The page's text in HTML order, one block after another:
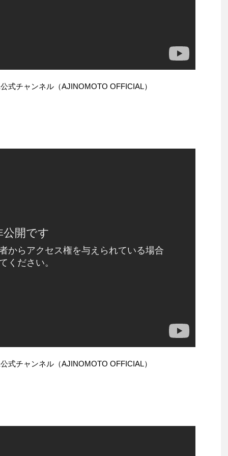
式チャンネル（AJINOMOTO OFFICIAL）
式チャンネル（AJINOMOTO OFFICIAL）